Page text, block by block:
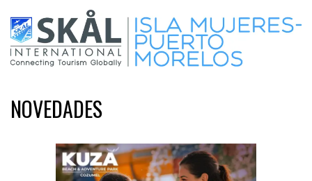
NOVEDADES